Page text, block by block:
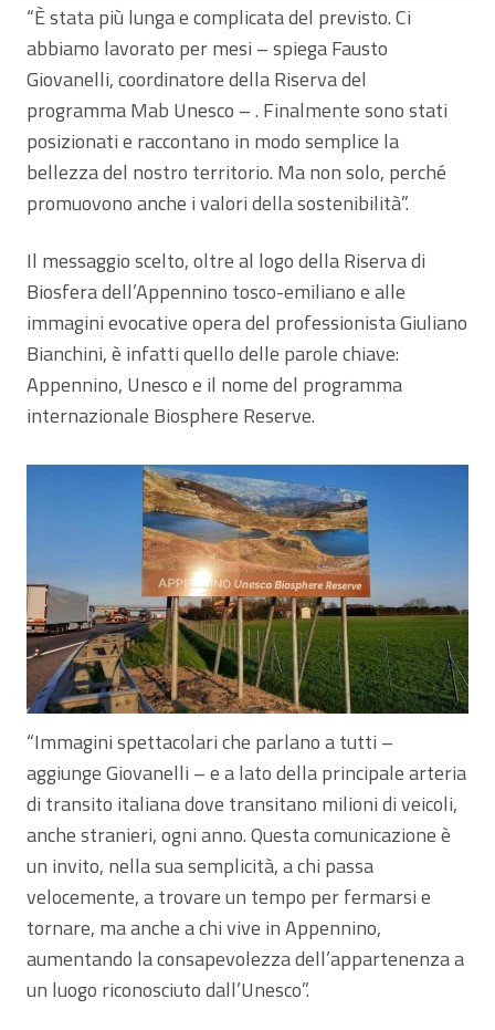
“È stata più lunga e complicata del previsto. Ci
abbiamo lavorato per mesi – spiega Fausto
Giovanelli, coordinatore della Riserva del
programma Mab Unesco – . Finalmente sono stati
posizionati e raccontano in modo semplice la
bellezza del nostro territorio. Ma non solo, perché
promuovono anche i valori della sostenibilità”.
Il messaggio scelto, oltre al logo della Riserva di
Biosfera dell’Appennino tosco-emiliano e alle
immagini evocative opera del professionista Giuliano
Bianchini, è infatti quello delle parole chiave:
Appennino, Unesco e il nome del programma
internazionale Biosphere Reserve.
“Immagini spettacolari che parlano a tutti –
aggiunge Giovanelli – e a lato della principale arteria
di transito italiana dove transitano milioni di veicoli,
anche stranieri, ogni anno. Questa comunicazione è
un invito, nella sua semplicità, a chi passa
velocemente, a trovare un tempo per fermarsi e
tornare, ma anche a chi vive in Appennino,
aumentando la consapevolezza dell’appartenenza a
un luogo riconosciuto dall’Unesco”.